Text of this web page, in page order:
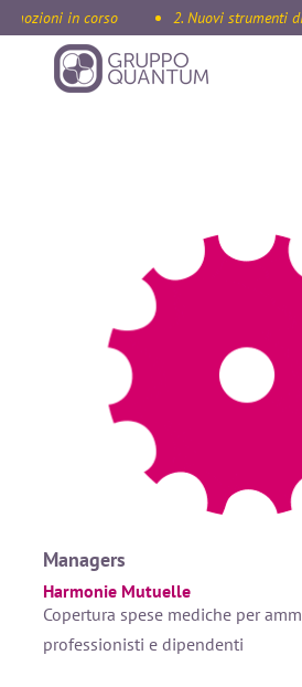
in corso 2. Nuovi strumenti
Managers
Harmonie Mutuelle
Copertura spese mediche per
professionisti e dipendenti